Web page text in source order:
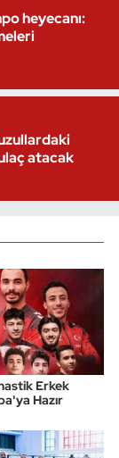
heyecanı:
atacak
Erkek
Hazır